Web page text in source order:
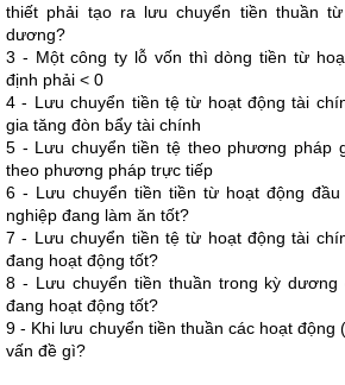
thiết phải tạo ra lưu chuyển tiền thuần
dương?
3 - Một công ty lỗ vốn thì dòng tiền từ
định phải < 0
4 - Lưu chuyển tiền tệ từ hoạt động tài
gia tăng đòn bẩy tài chính
5 - Lưu chuyển tiền tệ theo phương pháp
theo phương pháp trực tiếp
6 - Lưu chuyển tiền tiền từ hoạt động
nghiệp đang làm ăn tốt?
7 - Lưu chuyển tiền tệ từ hoạt động tài
đang hoạt động tốt?
8 - Lưu chuyển tiền thuần trong kỳ dương
đang hoạt động tốt?
9 - Khi lưu chuyển tiền thuần các hoạt động
vấn đề gì?